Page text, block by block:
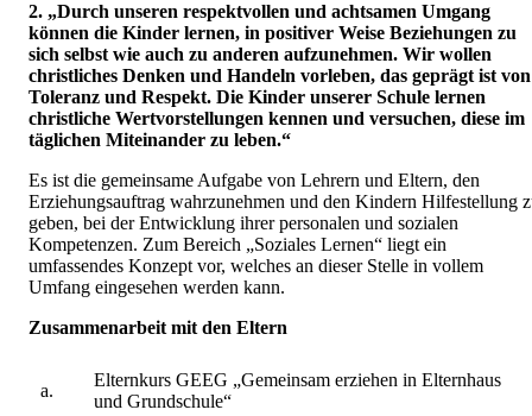
2. „Durch unseren respektvollen und achtsamen Umgang
können die Kinder lernen, in positiver Weise Beziehungen zu
sich selbst wie auch zu anderen aufzunehmen. Wir wollen
christliches Denken und Handeln vorleben, das geprägt ist von
Toleranz und Respekt. Die Kinder unserer Schule lernen
christliche Wertvorstellungen kennen und versuchen, diese im
täglichen Miteinander zu leben.“
Es ist die gemeinsame Aufgabe von Lehrern und Eltern, den
Erziehungsauftrag wahrzunehmen und den Kindern Hilfestellung
geben, bei der Entwicklung ihrer personalen und sozialen
Kompetenzen. Zum Bereich „Soziales Lernen“ liegt ein
umfassendes Konzept vor, welches an dieser Stelle in vollem
Umfang eingesehen werden kann.
Zusammenarbeit mit den Eltern
a.
Elternkurs GEEG „Gemeinsam erziehen in Elternhaus
und Grundschule“